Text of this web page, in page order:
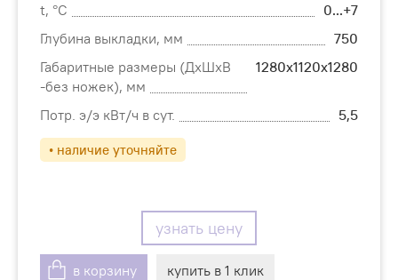
t, °С
0...+7
Глубина выкладки, мм
750
Габаритные размеры (ДхШхВ
-без ножек), мм
1280х1120х1280
Потр. э/э кВт/ч в сут. 5,5
• наличие уточняйте
узнать цену
в корзину купить в 1 клик